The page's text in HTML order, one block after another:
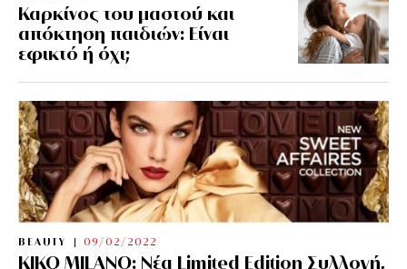
Καρκίνος του μαστού και
απόκτηση παιδιών: Είναι
εφικτό ή όχι;
BEAUTY 09/02/2022
KIKO MILANO: Νέα Limited Edition Συλλογή,